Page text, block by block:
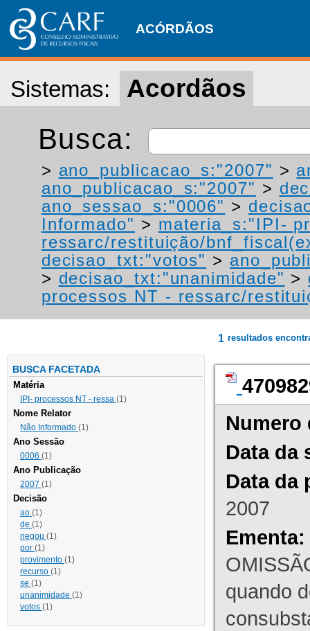
ACÓRDÃOS
Sistemas: Acordãos
Busca:
> ano_publicacao_s:"2007" >
ano_publicacao_s:"2007" >
ano_sessao_s:"0006" >
Informado" > materia_s:"IPI-
ressarc/restituição/
decisao_txt:"votos" >
> decisao_txt:"unanimidade" >
processos NT - ressarc/
BUSCA FACETADA
Matéria
IPI- processos NT - ressa (1)
Nome Relator
Não Informado (1)
Ano Sessão
0006 (1)
Ano Publicação
2007 (1)
Decisão
ao (1)
de (1)
negou (1)
por (1)
provimento (1)
recurso (1)
se (1)
unanimidade (1)
votos (1)
1 resultados
Numero
Data da
Data da
2007
Ementa:
quando